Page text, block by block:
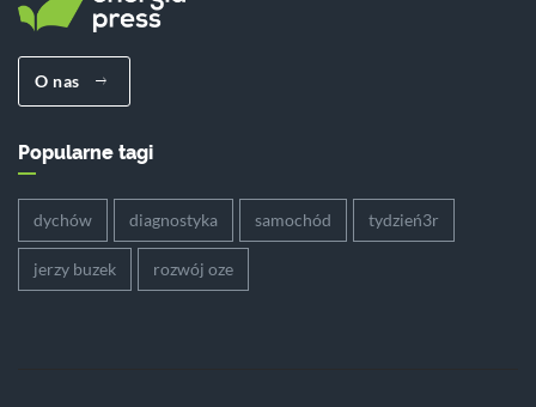
O nas
Popularne tagi
dychów diagnostyka samochód tydzień3r
jerzy buzek rozwój oze